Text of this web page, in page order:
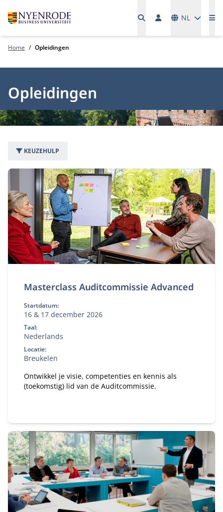
NL
Home Opleidingen
Opleidingen
KEUZEHULP
168 opleidingen
Masterclass Auditcommissie Advanced
Startdatum:
16 & 17 december 2026
Taal:
Nederlands
Locatie:
Breukelen
Ontwikkel je visie, competenties en kennis als
(toekomstig) lid van de Auditcommissie.